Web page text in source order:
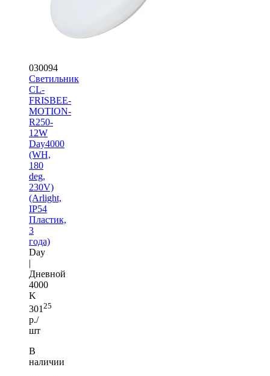
030094
Светильник
CL-
FRISBEE-
MOTION-
R250-
12W
Day4000
(WH,
180
deg,
230V)
(Arlight,
IP54
Пластик,
3
года)
Day
|
Дневной
4000
K
301 25
р./
шт
В
наличии